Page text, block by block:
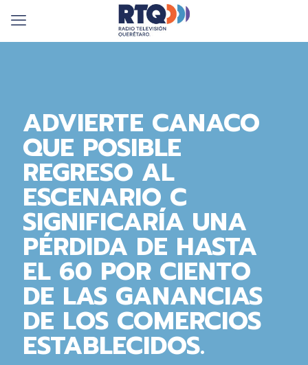
ADVIERTE CANACO
QUE POSIBLE
REGRESO AL
ESCENARIO C
SIGNIFICARÍA UNA
PÉRDIDA DE HASTA
EL 60 POR CIENTO
DE LAS GANANCIAS
DE LOS COMERCIOS
ESTABLECIDOS.